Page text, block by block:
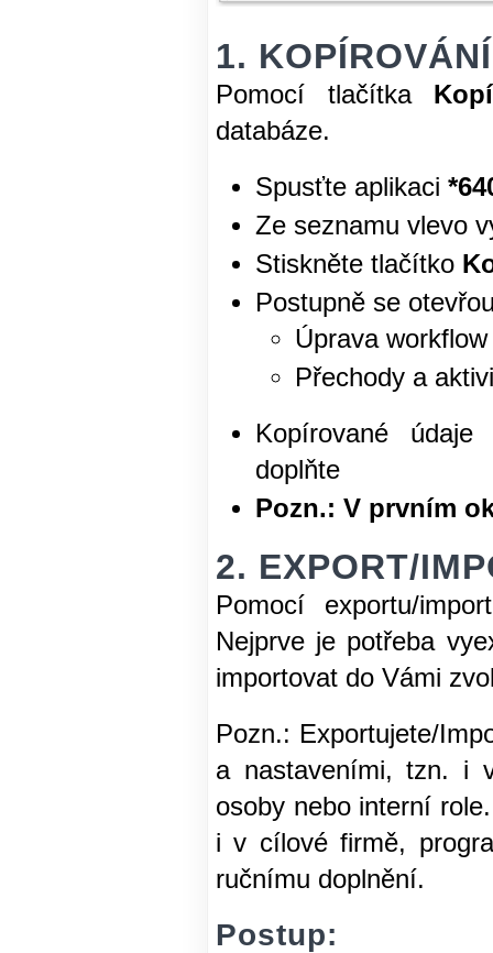
1.
Pomocí tlačítka
databáze.
Spusťte aplikaci
Ze seznamu vlevo
Stiskněte tlačítko
Postupně se
Úprava
Přechody a
Kopírované
doplňte
Pozn.: V prvním
2. EXPORT/
Pomocí exportu/
Nejprve je potřeba
importovat do Vámi
Pozn.: Exportujete/
a nastaveními, tzn. i
osoby nebo interní
i v cílové firmě,
ručnímu doplnění.
Postup: